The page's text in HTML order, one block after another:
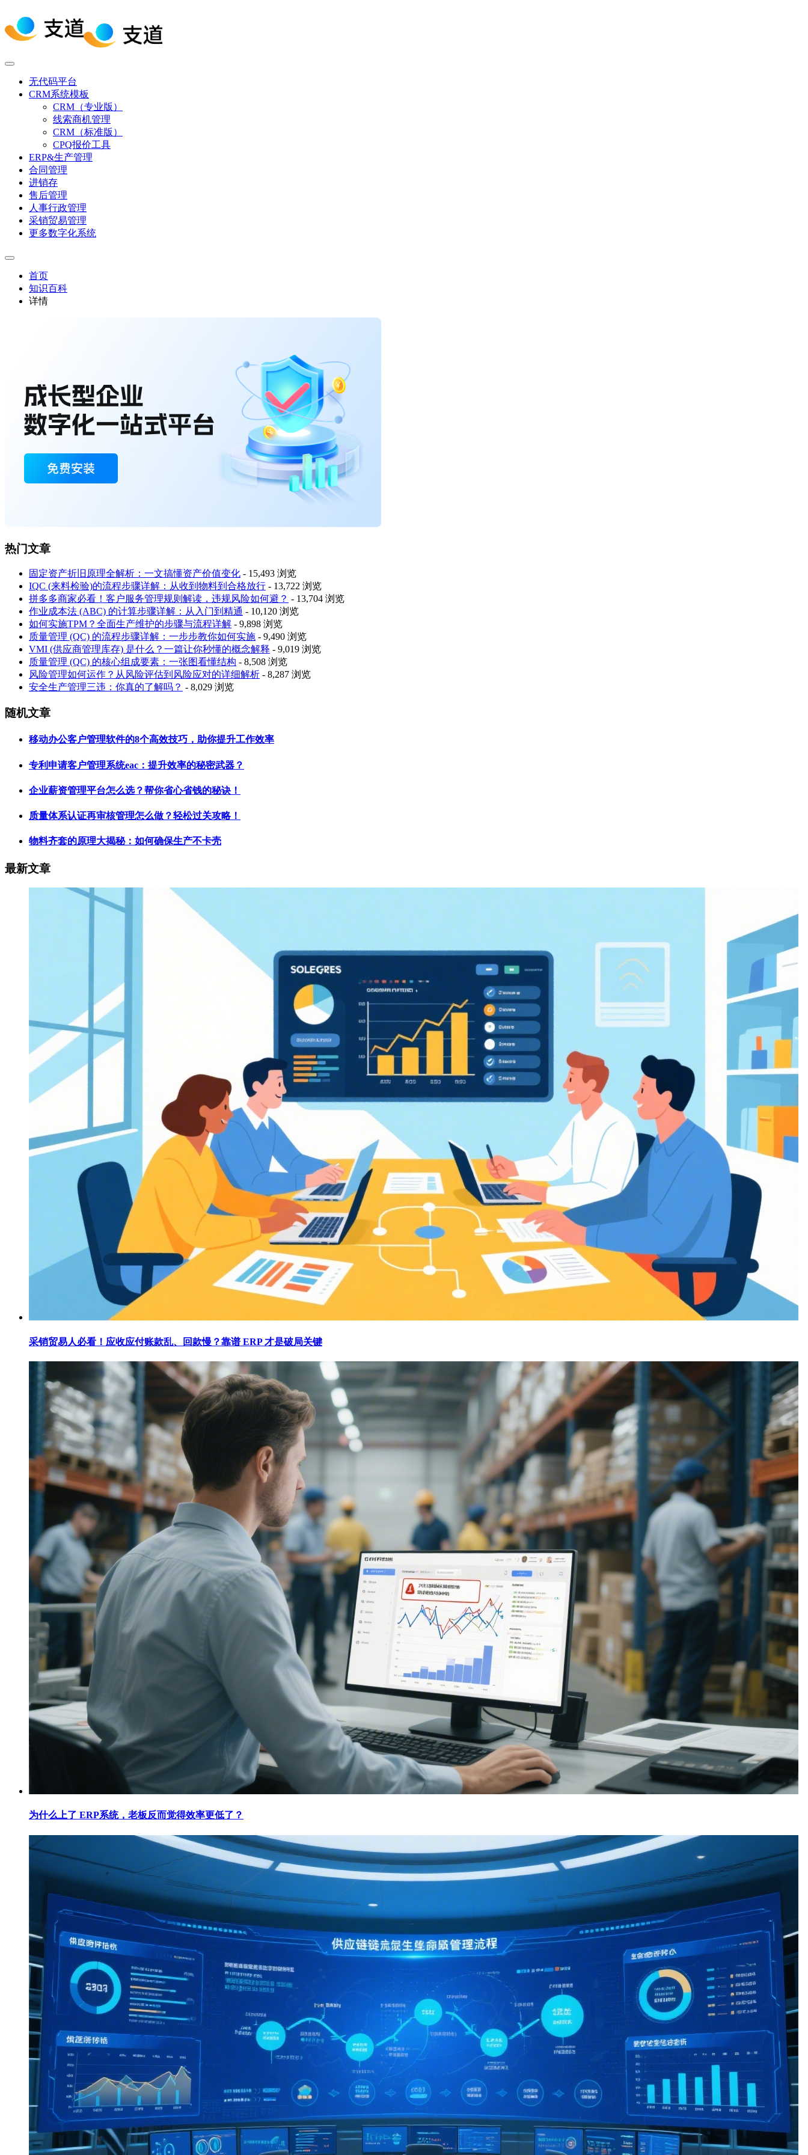
无代码平台
CRM系统模板
CRM（专业版）
线索商机管理
CRM（标准版）
CPQ报价工具
ERP&生产管理
合同管理
进销存
售后管理
人事行政管理
采销贸易管理
更多数字化系统
首页
知识百科
详情
热门文章
固定资产折旧原理全解析：一文搞懂资产价值变化 - 15,493 浏览
IQC (来料检验)的流程步骤详解：从收到物料到合格放行 - 13,722 浏览
拼多多商家必看！客户服务管理规则解读，违规风险如何避？ - 13,704 浏览
作业成本法 (ABC) 的计算步骤详解：从入门到精通 - 10,120 浏览
如何实施TPM？全面生产维护的步骤与流程详解 - 9,898 浏览
质量管理 (QC) 的流程步骤详解：一步步教你如何实施 - 9,490 浏览
VMI (供应商管理库存) 是什么？一篇让你秒懂的概念解释 - 9,019 浏览
质量管理 (QC) 的核心组成要素：一张图看懂结构 - 8,508 浏览
风险管理如何运作？从风险评估到风险应对的详细解析 - 8,287 浏览
安全生产管理三违：你真的了解吗？ - 8,029 浏览
随机文章
移动办公客户管理软件的8个高效技巧，助你提升工作效率
专利申请客户管理系统eac：提升效率的秘密武器？
企业薪资管理平台怎么选？帮你省心省钱的秘诀！
质量体系认证再审核管理怎么做？轻松过关攻略！
物料齐套的原理大揭秘：如何确保生产不卡壳
最新文章
采销贸易人必看！应收应付账款乱、回款慢？靠谱 ERP 才是破局关键
为什么上了 ERP系统，老板反而觉得效率更低了？